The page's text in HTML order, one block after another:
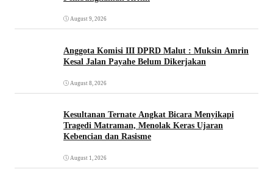
August 9, 2026
Anggota Komisi III DPRD Malut : Muksin Amrin
Kesal Jalan Payahe Belum Dikerjakan
August 8, 2026
Kesultanan Ternate Angkat Bicara Menyikapi
Tragedi Matraman, Menolak Keras Ujaran
Kebencian dan Rasisme
August 1, 2026